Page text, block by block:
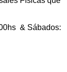
& Sábados: